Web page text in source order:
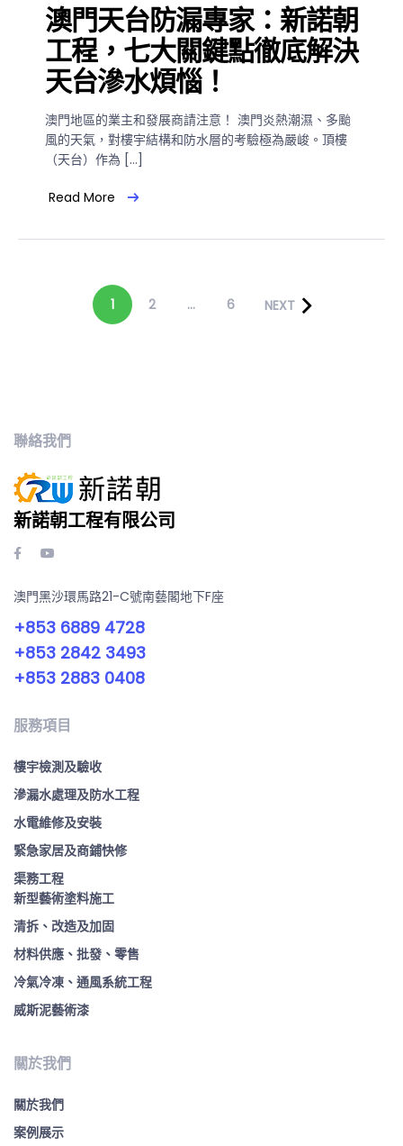
澳門天台防漏專家：新諾朝
工程，七大關鍵點徹底解決
天台滲水煩惱！
澳門地區的業主和發展商請注意！ 澳門炎熱潮濕、多颱
風的天氣，對樓宇結構和防水層的考驗極為嚴峻。頂樓
（天台）作為 […]
Read More
1 2 ... 6 NEXT
聯絡我們
新諾朝工程有限公司
澳門黑沙環馬路21-C號南藝閣地下F座
+853 6889 4728
+853 2842 3493
+853 2883 0408
服務項目
樓宇檢測及驗收
滲漏水處理及防水工程
水電維修及安裝
緊急家居及商鋪快修
渠務工程
新型藝術塗料施工
清拆、改造及加固
材料供應、批發、零售
冷氣冷凍、通風系統工程
威斯泥藝術漆
關於我們
關於我們
案例展示